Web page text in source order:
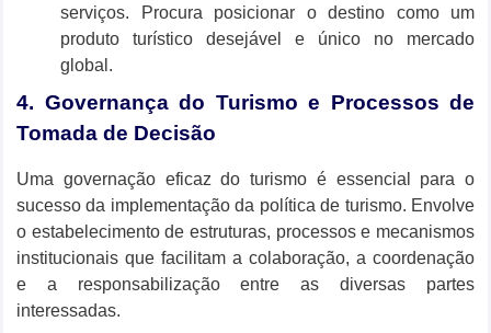
serviços. Procura posicionar o destino como um
produto turístico desejável e único no mercado
global.
4. Governança do Turismo e Processos de
Tomada de Decisão
Uma governação eficaz do turismo é essencial para o
sucesso da implementação da política de turismo. Envolve
o estabelecimento de estruturas, processos e mecanismos
institucionais que facilitam a colaboração, a coordenação
e a responsabilização entre as diversas partes
interessadas.